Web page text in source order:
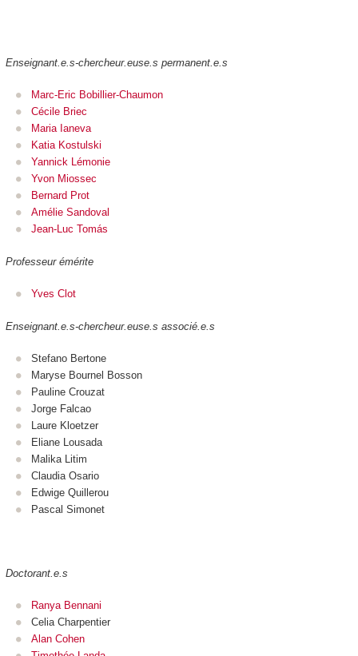
Enseignant.e.s-chercheur.euse.s permanent.e.s
Marc-Eric Bobillier-Chaumon
Cécile Briec
Maria Ianeva
Katia Kostulski
Yannick Lémonie
Yvon Miossec
Bernard Prot
Amélie Sandoval
Jean-Luc Tomás
Professeur émérite
Yves Clot
Enseignant.e.s-chercheur.euse.s associé.e.s
Stefano Bertone
Maryse Bournel Bosson
Pauline Crouzat
Jorge Falcao
Laure Kloetzer
Eliane Lousada
Malika Litim
Claudia Osario
Edwige Quillerou
Pascal Simonet
Doctorant.e.s
Ranya Bennani
Celia Charpentier
Alan Cohen